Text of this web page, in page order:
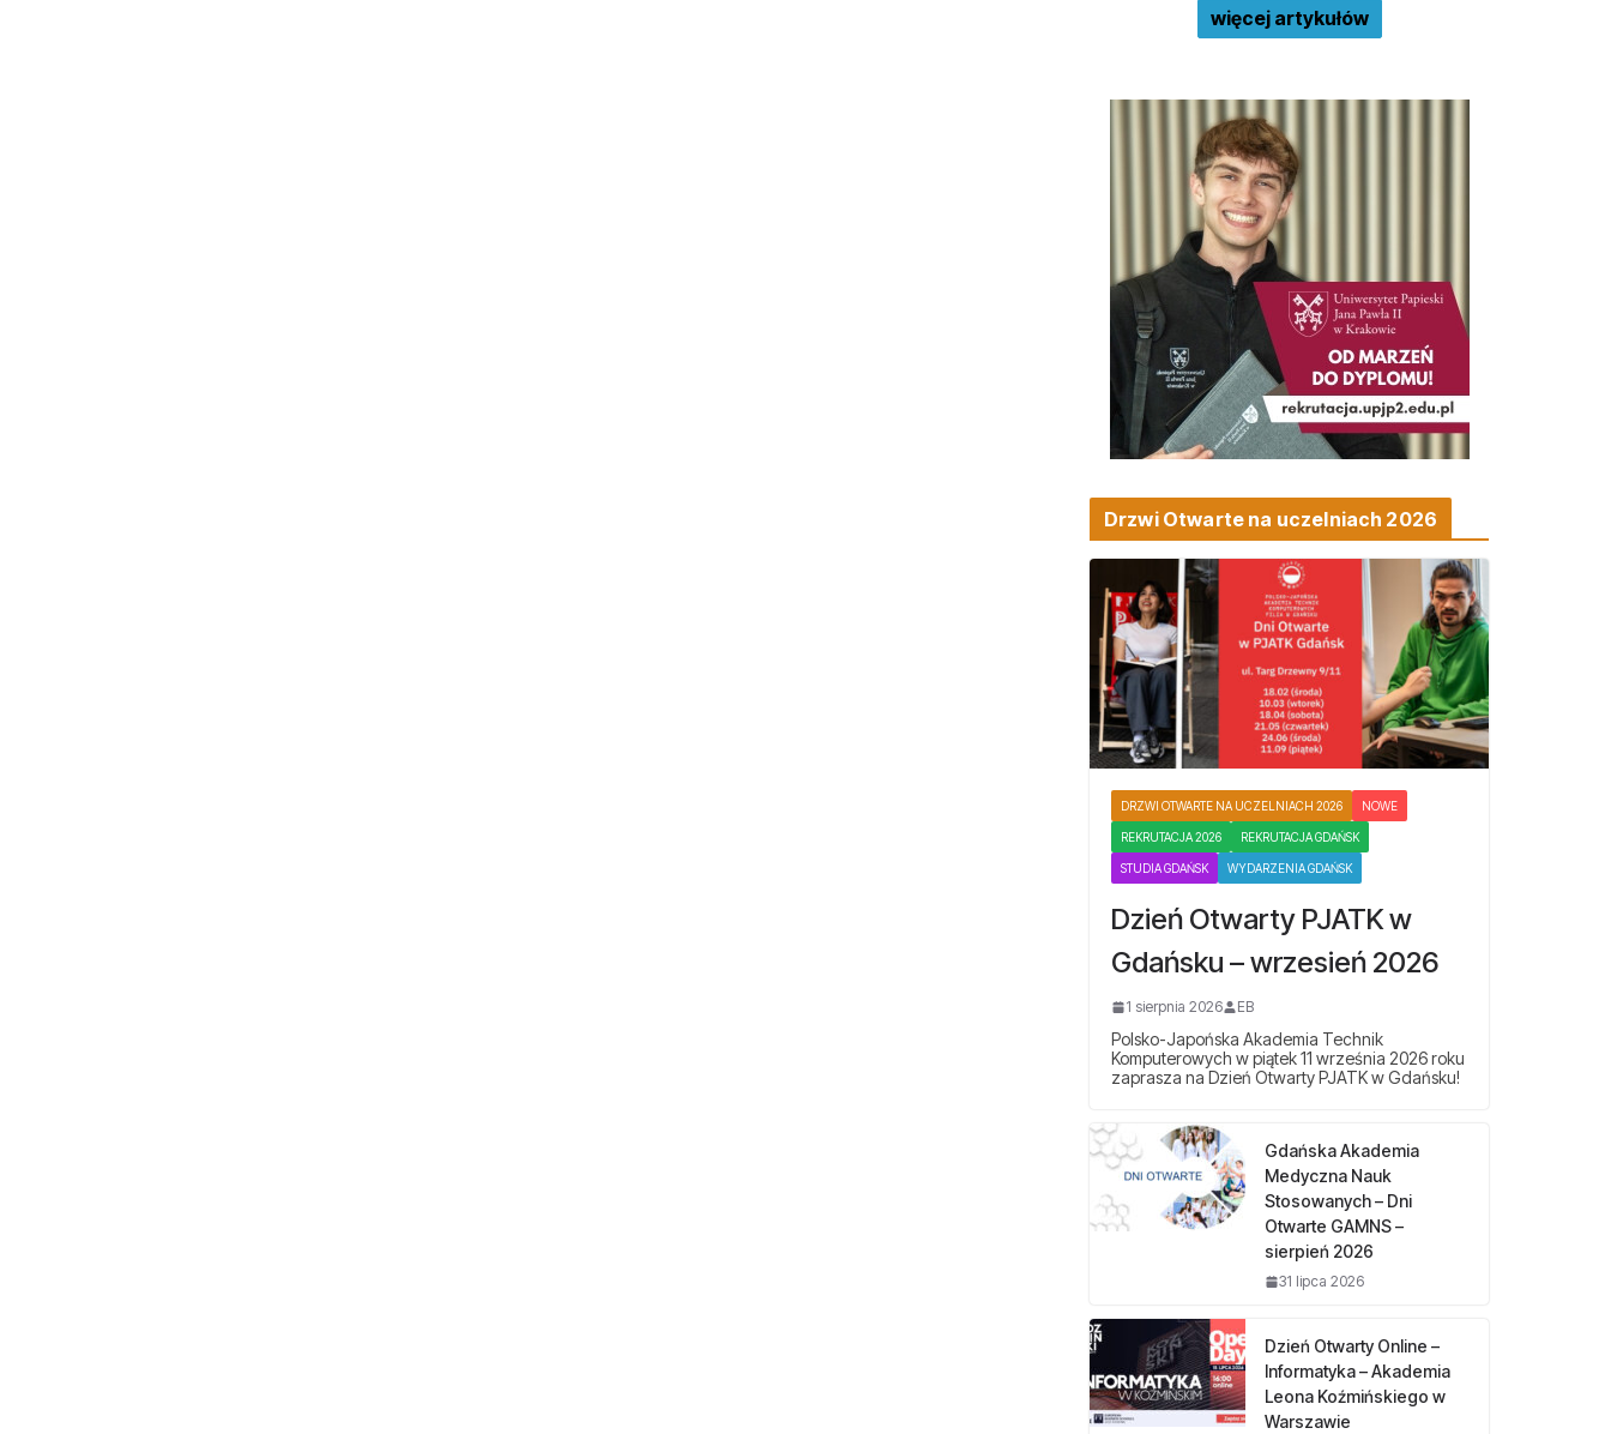
więcej artykułów
Drzwi Otwarte na uczelniach 2026
DRZWI OTWARTE NA UCZELNIACH 2026 NOWE
REKRUTACJA 2026 REKRUTACJA GDAŃSK
STUDIA GDAŃSK WYDARZENIA GDAŃSK
Dzień Otwarty PJATK w
Gdańsku – wrzesień 2026
1 sierpnia 2026 EB
Polsko-Japońska Akademia Technik
Komputerowych w piątek 11 września 2026 roku
zaprasza na Dzień Otwarty PJATK w Gdańsku!
Gdańska Akademia
Medyczna Nauk
Stosowanych – Dni
Otwarte GAMNS –
sierpień 2026
31 lipca 2026
Dzień Otwarty Online –
Informatyka – Akademia
Leona Koźmińskiego w
Warszawie